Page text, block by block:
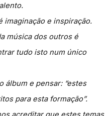
imaginação e inspiração.
música dos outros é
tudo isto num único
álbum e pensar: “estes
para esta formação”.